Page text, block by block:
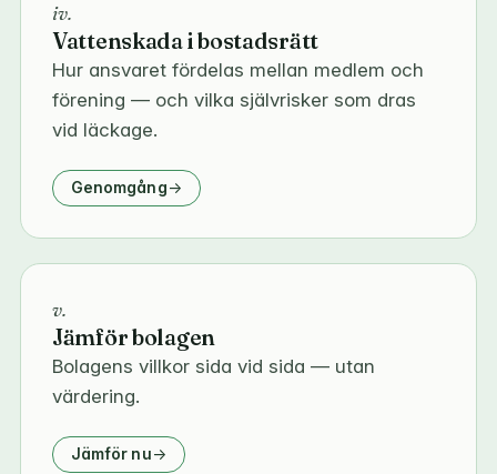
iv.
Vattenskada i bostadsrätt
Hur ansvaret fördelas mellan medlem och
förening — och vilka självrisker som dras
vid läckage.
Genomgång
v.
Jämför bolagen
Bolagens villkor sida vid sida — utan
värdering.
Jämför nu